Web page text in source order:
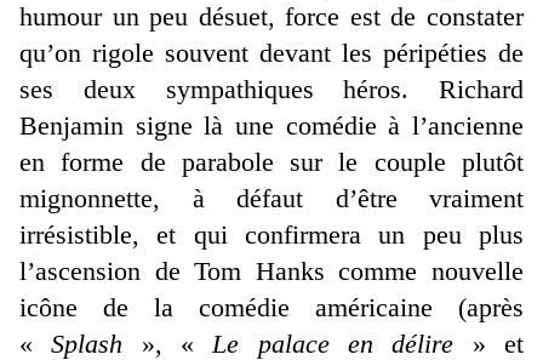
humour un peu désuet, force est de constater
qu’on rigole souvent devant les péripéties de
ses deux sympathiques héros. Richard
Benjamin signe là une comédie à l’ancienne
en forme de parabole sur le couple plutôt
mignonnette, à défaut d’être vraiment
irrésistible, et qui confirmera un peu plus
l’ascension de Tom Hanks comme nouvelle
icône de la comédie américaine (après
«Splash », «Le palace en délire » et